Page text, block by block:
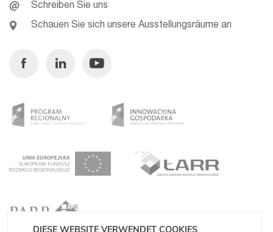
Schreiben Sie uns
Schauen Sie sich unsere Ausstellungsräume an
FacebookLinkedinYoutube
DIESE WEBSITE VERWENDET COOKIES